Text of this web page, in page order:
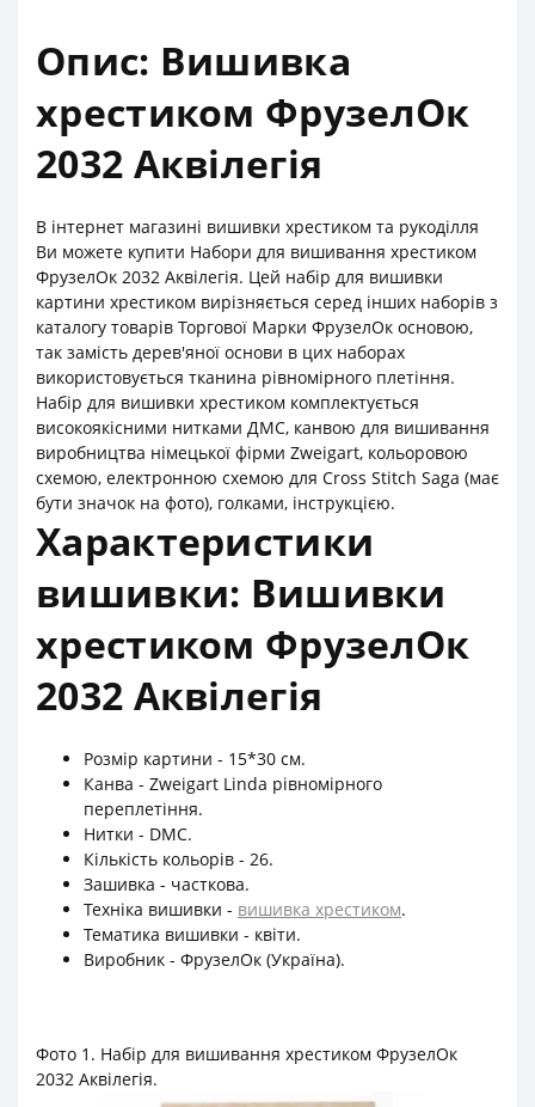
Опис: Вишивка
хрестиком ФрузелОк
2032 Аквілегія
В інтернет магазині вишивки хрестиком та рукоділля
Ви можете купити Набори для вишивання хрестиком
ФрузелОк 2032 Аквілегія. Цей набір для вишивки
картини хрестиком вирізняється серед інших наборів з
каталогу товарів Торгової Марки ФрузелОк основою,
так замість дерев'яної основи в цих наборах
використовується тканина рівномірного плетіння.
Набір для вишивки хрестиком комплектується
високоякісними нитками ДМС, канвою для вишивання
виробництва німецької фірми Zweigart, кольоровою
схемою, електронною схемою для Cross Stitch Saga (має
бути значок на фото), голками, інструкцією.
Характеристики
вишивки: Вишивки
хрестиком ФрузелОк
2032 Аквілегія
Розмір картини - 15*30 см.
Канва - Zweigart Linda рівномірного
переплетіння.
Нитки - DMC.
Кількість кольорів - 26.
Зашивка - часткова.
Техніка вишивки - вишивка хрестиком.
Тематика вишивки - квіти.
Виробник - ФрузелОк (Україна).
Фото 1. Набір для вишивання хрестиком ФрузелОк
2032 Аквілегія.